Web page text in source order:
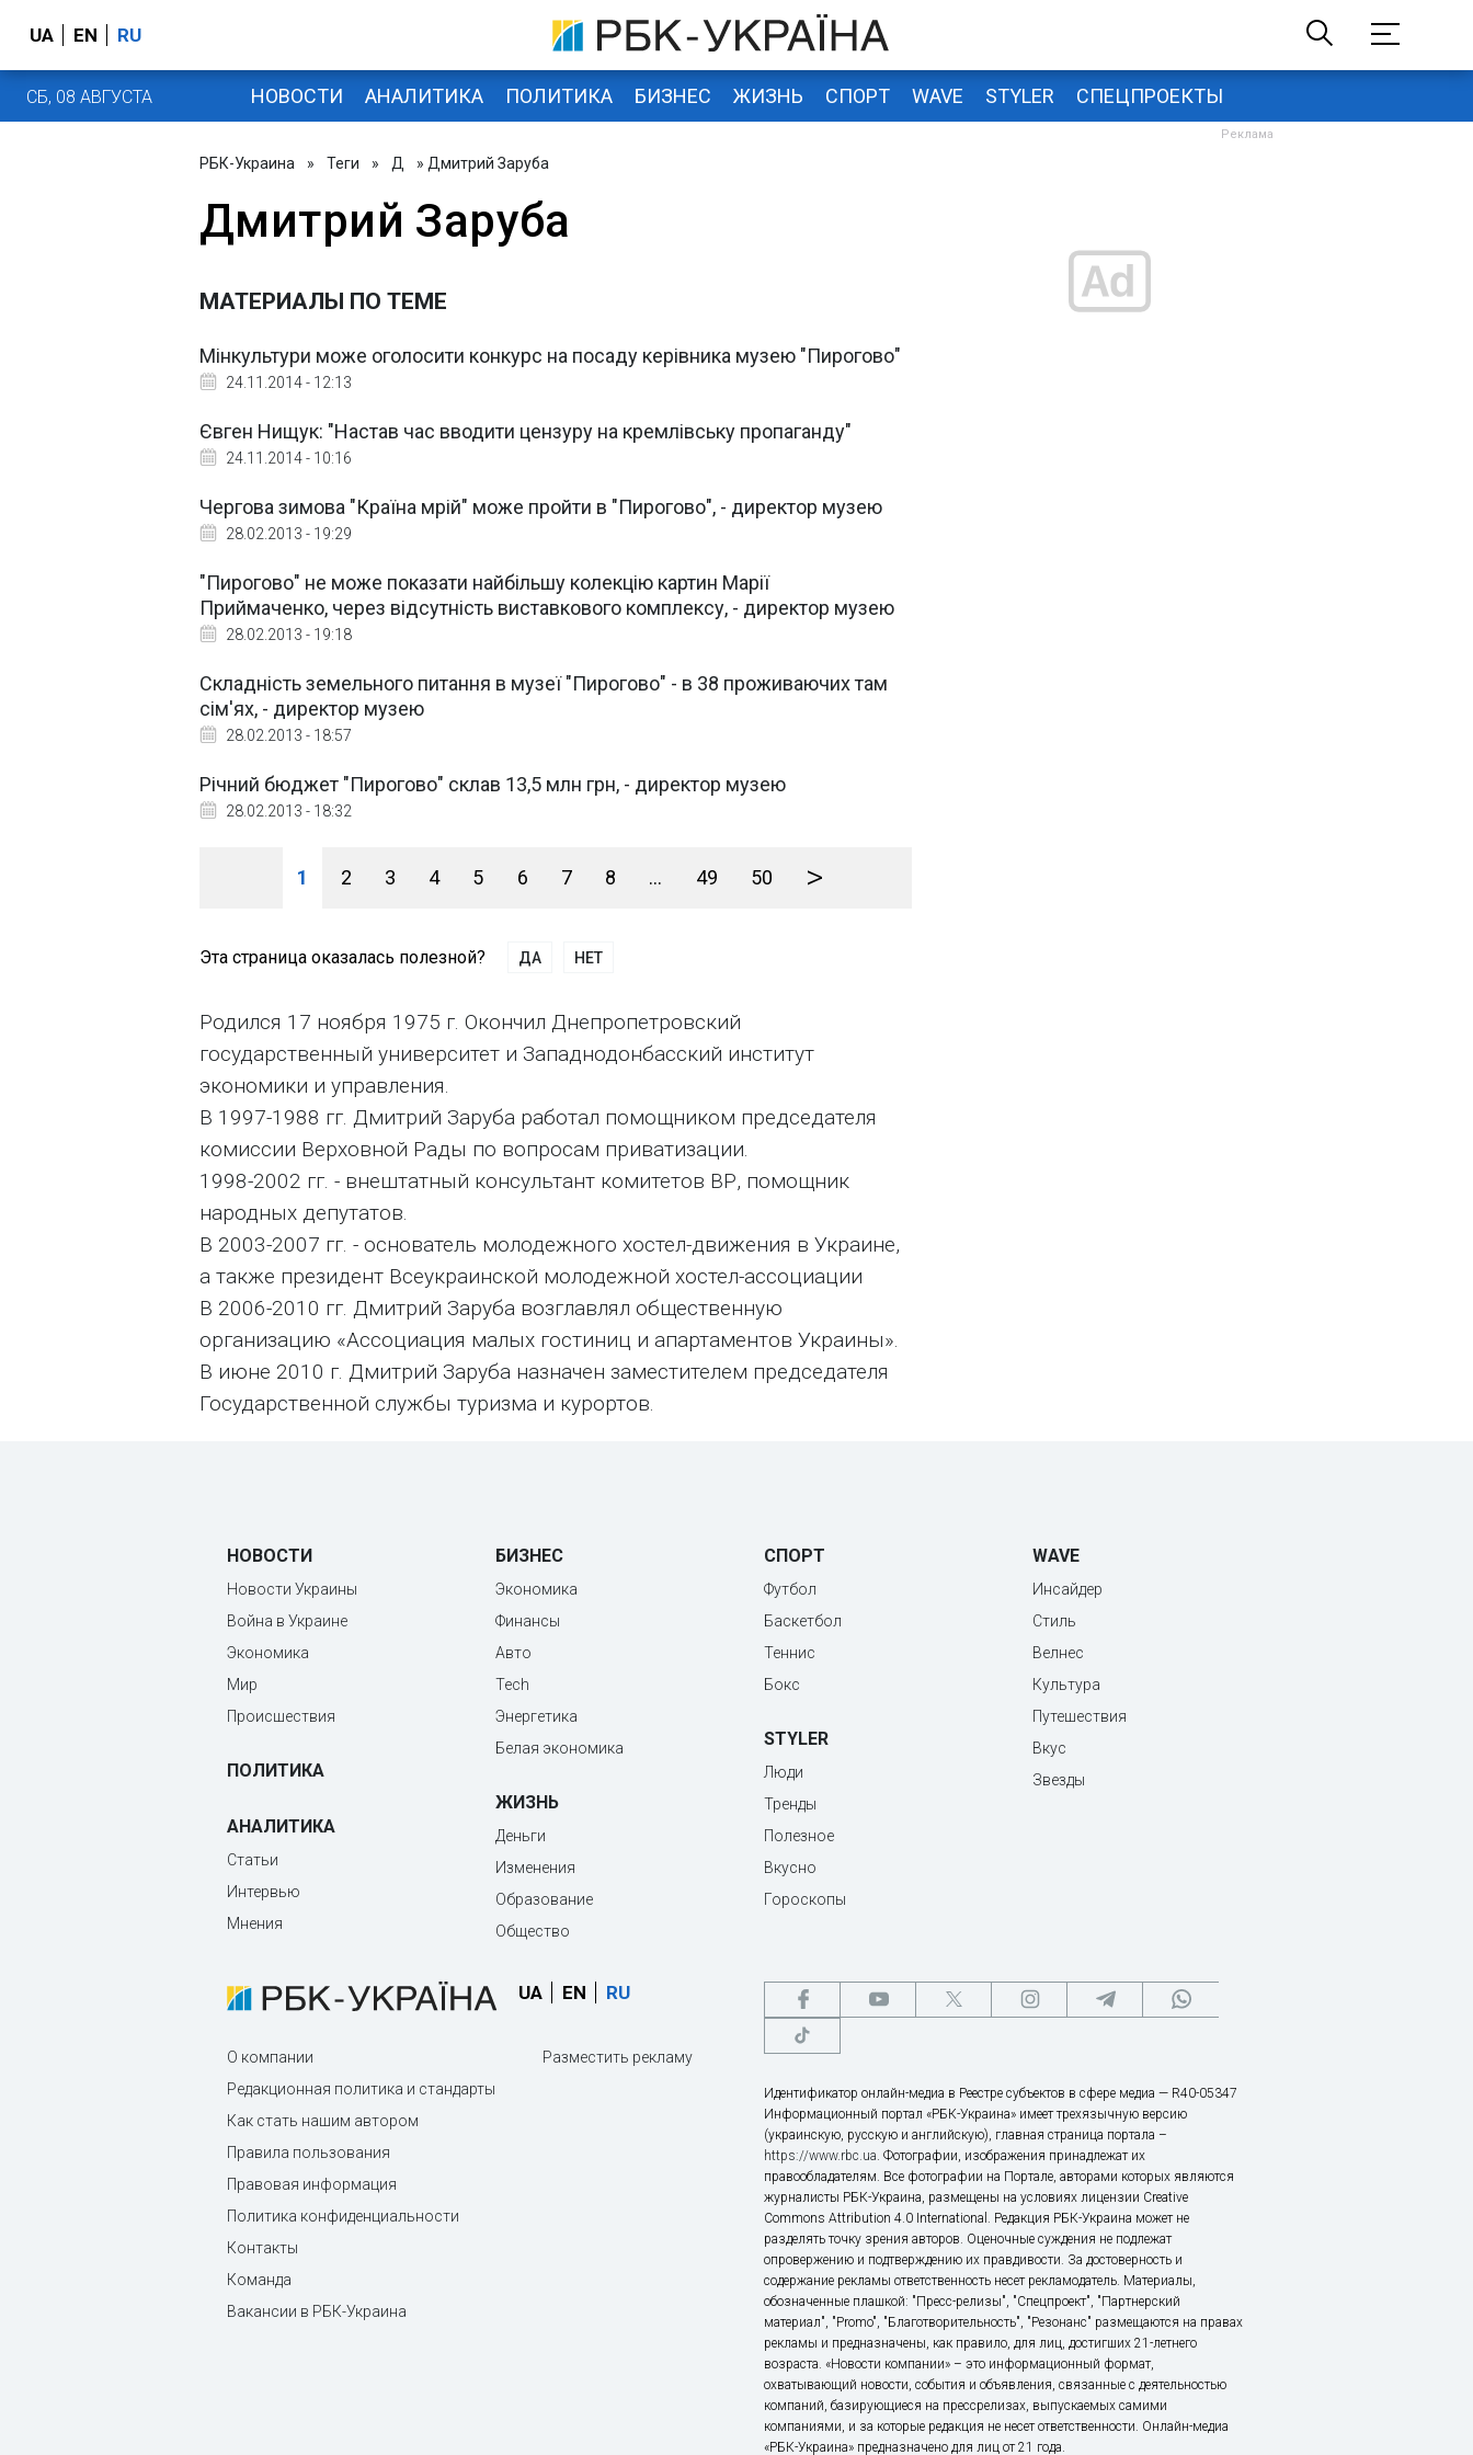
UA EN RU
СБ, 08 АВГУСТА НОВОСТИ АНАЛИТИКА ПОЛИТИКА БИЗНЕС ЖИЗНЬ СПОРТ WAVE STYLER СПЕЦПРОЕКТЫ
РБК-Украина » Теги » Д » Дмитрий Заруба
Дмитрий Заруба
МАТЕРИАЛЫ ПО ТЕМЕ
Мінкультури може оголосити конкурс на посаду керівника музею "Пирогово"
24.11.2014 - 12:13
Євген Нищук: "Настав час вводити цензуру на кремлівську пропаганду"
24.11.2014 - 10:16
Чергова зимова "Країна мрій" може пройти в "Пирогово", - директор музею
28.02.2013 - 19:29
"Пирогово" не може показати найбільшу колекцію картин Марії
Приймаченко, через відсутність виставкового комплексу, - директор музею
28.02.2013 - 19:18
Складність земельного питання в музеї "Пирогово" - в 38 проживаючих там
сім'ях, - директор музею
28.02.2013 - 18:57
Річний бюджет "Пирогово" склав 13,5 млн грн, - директор музею
28.02.2013 - 18:32
1 2 3 4 5 6 7 8 ... 49 50 >
Эта страница оказалась полезной? ДА НЕТ
Родился 17 ноября 1975 г. Окончил Днепропетровский
государственный университет и Западнодонбасский институт
экономики и управления.
В 1997-1988 гг. Дмитрий Заруба работал помощником председателя
комиссии Верховной Рады по вопросам приватизации.
1998-2002 гг. - внештатный консультант комитетов ВР, помощник
народных депутатов.
В 2003-2007 гг. - основатель молодежного хостел-движения в Украине,
а также президент Всеукраинской молодежной хостел-ассоциации
В 2006-2010 гг. Дмитрий Заруба возглавлял общественную
организацию «Ассоциация малых гостиниц и апартаментов Украины».
В июне 2010 г. Дмитрий Заруба назначен заместителем председателя
Государственной службы туризма и курортов.
НОВОСТИ
Новости Украины
Война в Украине
Экономика
Мир
Происшествия
ПОЛИТИКА
АНАЛИТИКА
Статьи
Интервью
Мнения
БИЗНЕС
Экономика
Финансы
Авто
Tech
Энергетика
Белая экономика
ЖИЗНЬ
Деньги
Изменения
Образование
Общество
СПОРТ
Футбол
Баскетбол
Теннис
Бокс
STYLER
Люди
Тренды
Полезное
Вкусно
Гороскопы
WAVE
Инсайдер
Стиль
Велнес
Культура
Путешествия
Вкус
Звезды
UA EN RU
О компании
Редакционная политика и стандарты
Как стать нашим автором
Правила пользования
Правовая информация
Политика конфиденциальности
Контакты
Команда
Вакансии в РБК-Украина
Разместить рекламу
Идентификатор онлайн-медиа в Реестре субъектов в сфере медиа — R40-05347
Информационный портал «РБК-Украина» имеет трехязычную версию
(украинскую, русскую и английскую), главная страница портала –
https://www.rbc.ua. Фотографии, изображения принадлежат их
правообладателям. Все фотографии на Портале, авторами которых являются
журналисты РБК-Украина, размещены на условиях лицензии Creative
Commons Attribution 4.0 International. Редакция РБК-Украина может не
разделять точку зрения авторов. Оценочные суждения не подлежат
опровержению и подтверждению их правдивости. За достоверность и
содержание рекламы ответственность несет рекламодатель. Материалы,
обозначенные плашкой: "Пресс-релизы", "Спецпроект", "Партнерский
материал", "Promo", "Благотворительность", "Резонанс" размещаются на правах
рекламы и предназначены, как правило, для лиц, достигших 21-летнего
возраста. «Новости компании» – это информационный формат,
охватывающий новости, события и объявления, связанные с деятельностью
компаний, базирующиеся на прессрелизах, выпускаемых самими
компаниями, и за которые редакция не несет ответственности. Онлайн-медиа
«РБК-Украина» предназначено для лиц от 21 года.